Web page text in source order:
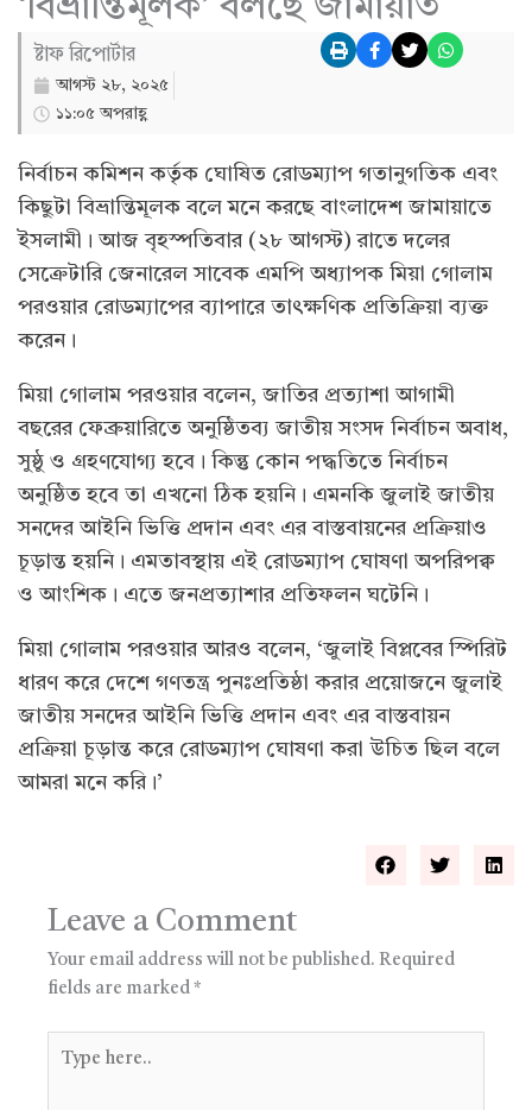
‘বিভ্রান্তিমূলক’ বলছে জামায়াত
ষ্টাফ রিপোর্টার
আগস্ট ২৮, ২০২৫
১১:০৫ অপরাহ্ণ
নির্বাচন কমিশন কর্তৃক ঘোষিত রোডম্যাপ গতানুগতিক এবং
কিছুটা বিভ্রান্তিমূলক বলে মনে করছে বাংলাদেশ জামায়াতে
ইসলামী। আজ বৃহস্পতিবার (২৮ আগস্ট) রাতে দলের
সেক্রেটারি জেনারেল সাবেক এমপি অধ্যাপক মিয়া গোলাম
পরওয়ার রোডম্যাপের ব্যাপারে তাৎক্ষণিক প্রতিক্রিয়া ব্যক্ত
করেন।
মিয়া গোলাম পরওয়ার বলেন, জাতির প্রত্যাশা আগামী
বছরের ফেব্রুয়ারিতে অনুষ্ঠিতব্য জাতীয় সংসদ নির্বাচন অবাধ,
সুষ্ঠু ও গ্রহণযোগ্য হবে। কিন্তু কোন পদ্ধতিতে নির্বাচন
অনুষ্ঠিত হবে তা এখনো ঠিক হয়নি। এমনকি জুলাই জাতীয়
সনদের আইনি ভিত্তি প্রদান এবং এর বাস্তবায়নের প্রক্রিয়াও
চূড়ান্ত হয়নি। এমতাবস্থায় এই রোডম্যাপ ঘোষণা অপরিপক্ব
ও আংশিক। এতে জনপ্রত্যাশার প্রতিফলন ঘটেনি।
মিয়া গোলাম পরওয়ার আরও বলেন, ‘জুলাই বিপ্লবের স্পিরিট
ধারণ করে দেশে গণতন্ত্র পুনঃপ্রতিষ্ঠা করার প্রয়োজনে জুলাই
জাতীয় সনদের আইনি ভিত্তি প্রদান এবং এর বাস্তবায়ন
প্রক্রিয়া চূড়ান্ত করে রোডম্যাপ ঘোষণা করা উচিত ছিল বলে
আমরা মনে করি।’
Leave a Comment
Your email address will not be published. Required
fields are marked *
here..